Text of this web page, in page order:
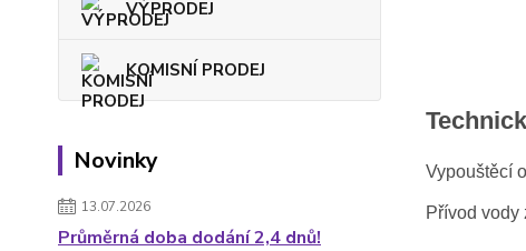
VÝPRODEJ
KOMISNÍ PRODEJ
Novinky
13.07.2026
Průměrná doba dodání 2,4 dnů!
Vypouštěcí
Přívod vody